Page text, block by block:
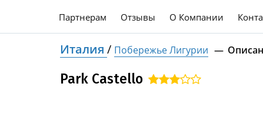
Партнерам Отзывы О Компании
Италия / Побережье Лигурии
Park Castello